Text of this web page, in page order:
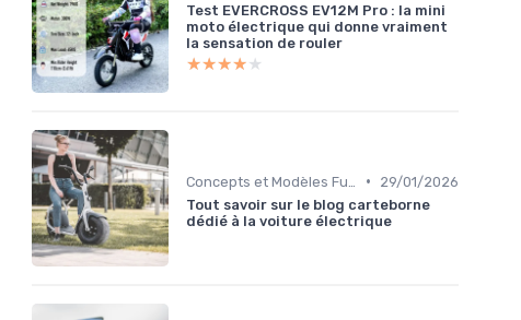
Test EVERCROSS EV12M Pro : la mini
moto électrique qui donne vraiment
la sensation de rouler
★★★★★
★★★★★
•
29/01/2026
Tout savoir sur le blog carteborne
dédié à la voiture électrique